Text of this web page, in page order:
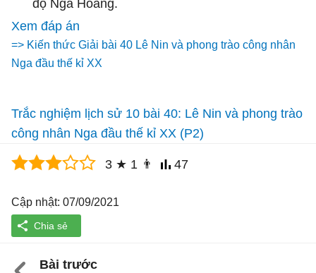
độ Nga Hoàng.
Xem đáp án
=> Kiến thức Giải bài 40 Lê Nin và phong trào công nhân
Nga đầu thế kỉ XX
Trắc nghiệm lịch sử 10 bài 40: Lê Nin và phong trào
công nhân Nga đầu thế kỉ XX (P2)
3 ★ 1 👨 47
Cập nhật: 07/09/2021
Bài trước